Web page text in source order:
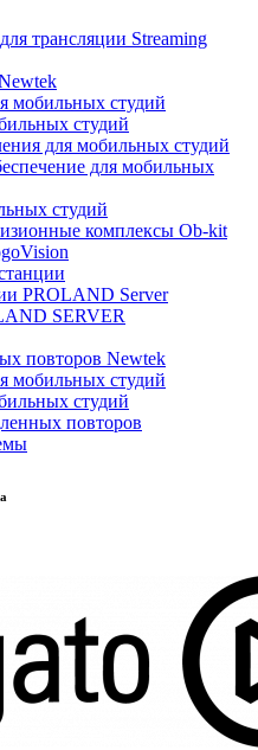
трансляции Streaming
мобильных студий
студий
для мобильных студий
для мобильных
студий
комплексы Ob-kit
PROLAND Server
SERVER
повторов Newtek
мобильных студий
студий
повторов